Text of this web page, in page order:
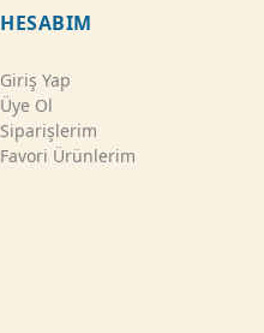
HESABIM
Giriş Yap
Üye Ol
Siparişlerim
Favori Ürünlerim